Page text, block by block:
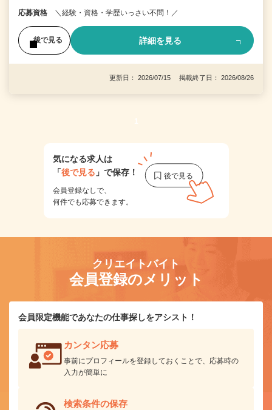
応募資格 ＼経験・資格・学歴いっさい不問！／
後で見る 詳細を見る
更新日： 2026/07/15 掲載終了日： 2026/08/26
1
気になる求人は
「後で見る 」で保存！
会員登録なしで、
何件でも応募できます。
クリエイトバイト
会員登録のメリット
会員限定機能であなたの仕事探しをアシスト！
カンタン応募
事前にプロフィールを登録しておくことで、応募時の
入力が簡単に
検索条件の保存